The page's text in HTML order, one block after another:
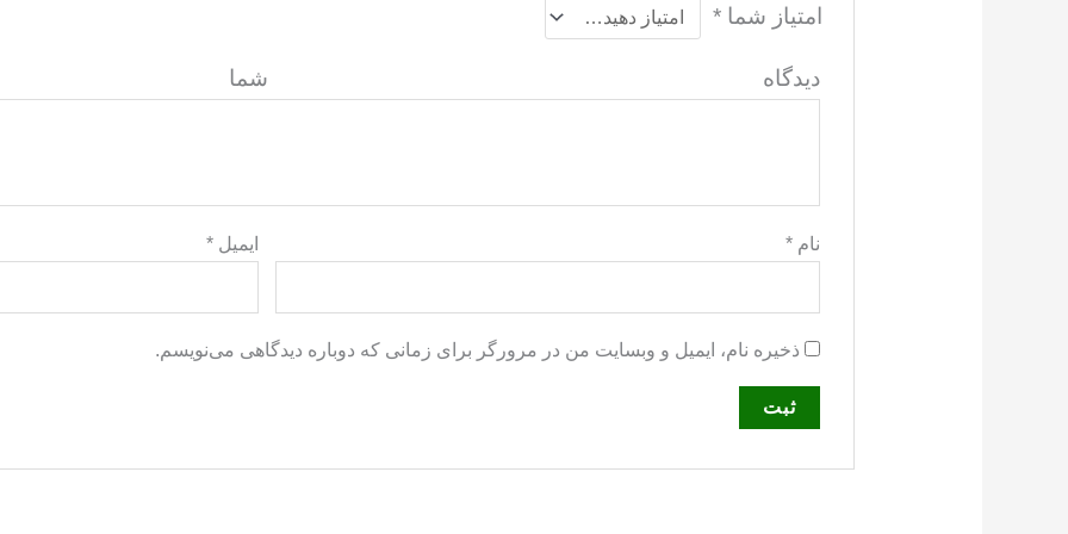
امتیاز شما*
دیدگاه
نام* ایمیل*
ذخیره نام، ایمیل و وبسایت من در مرورگر برای زمانی که دوباره دیدگاهی می‌نویسم.